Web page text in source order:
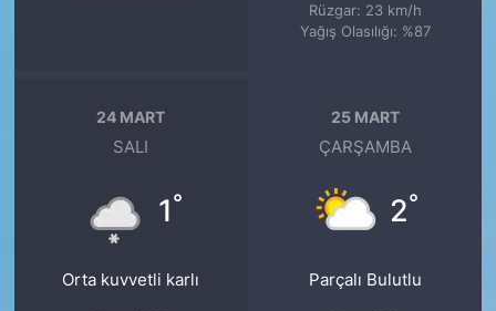
Rüzgar: 23 km/h
Yağış Olasılığı: %87
24 MART
SALI
1°
Orta kuvvetli karlı
25 MART
ÇARŞAMBA
2°
Parçalı Bulutlu